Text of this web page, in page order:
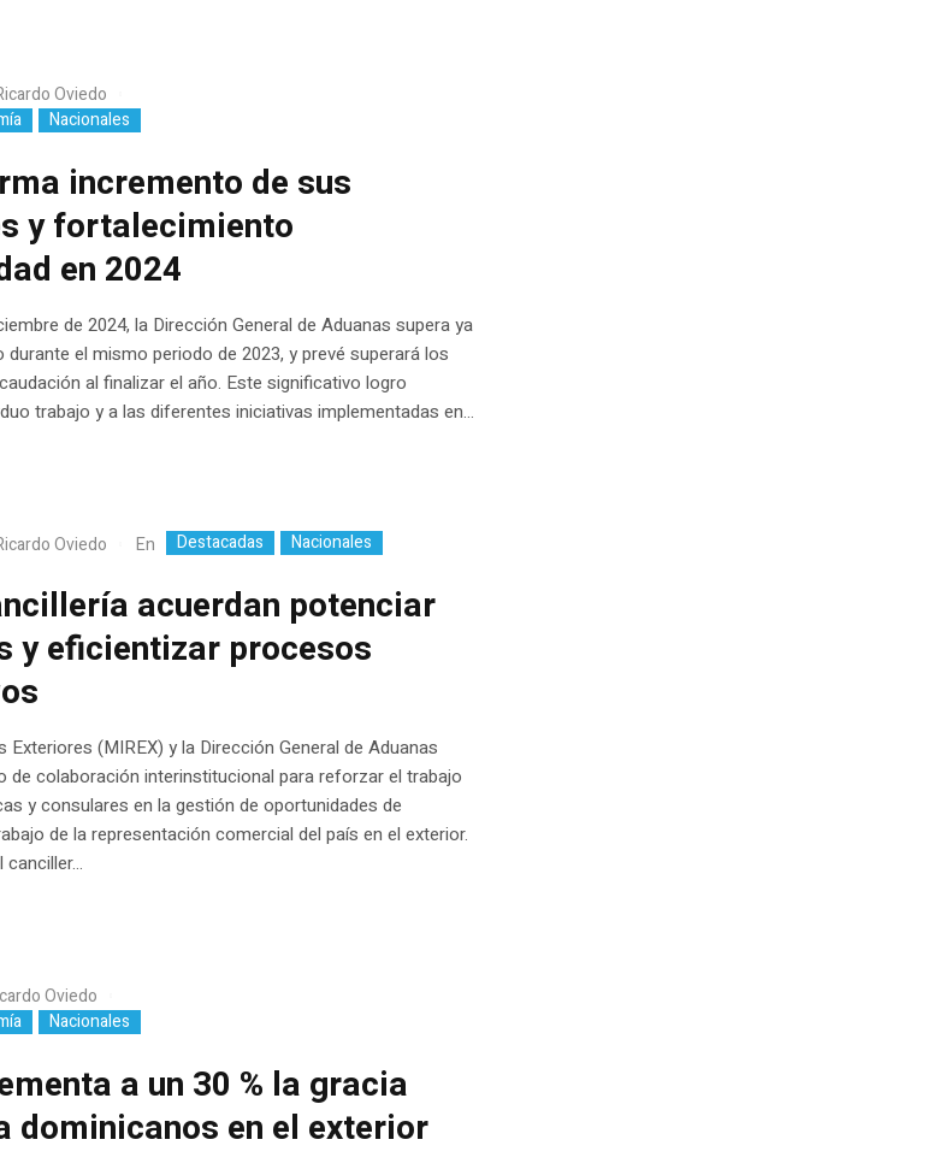
Oviedo
Nacionales
incremento de sus
y fortalecimiento
en 2024
de 2024, la Dirección General de Aduanas supera ya
durante el mismo periodo de 2023, y prevé superará los
al finalizar el año. Este significativo logro
trabajo y a las diferentes iniciativas implementadas en...
Oviedo En Destacadas Nacionales
acuerdan potenciar
y eficientizar procesos
Exteriores (MIREX) y la Dirección General de Aduanas
de colaboración interinstitucional para reforzar el trabajo
y consulares en la gestión de oportunidades de
de la representación comercial del país en el exterior.
Oviedo
Nacionales
a un 30 % la gracia
dominicanos en el exterior